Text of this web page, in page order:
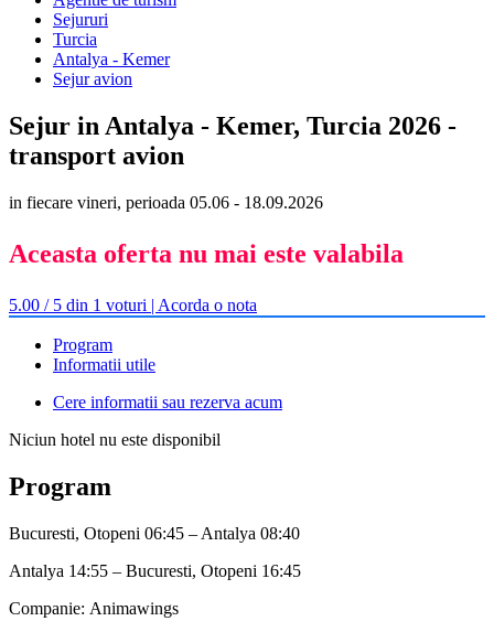
Sejururi
Turcia
Antalya - Kemer
Sejur avion
Sejur in Antalya - Kemer, Turcia 2026 -
transport avion
in fiecare vineri, perioada 05.06 - 18.09.2026
Aceasta oferta nu mai este valabila
5.00 / 5 din 1 voturi | Acorda o nota
Program
Informatii utile
Cere informatii sau rezerva acum
Niciun hotel nu este disponibil
Program
Bucuresti, Otopeni 06:45 – Antalya 08:40
Antalya 14:55 – Bucuresti, Otopeni 16:45
Companie: Animawings